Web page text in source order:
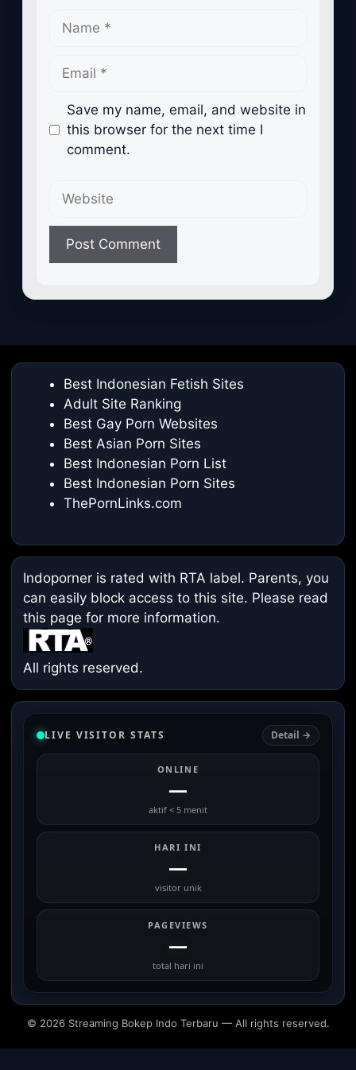
Name
Email
Save my name, email, and website in
this browser for the next time I
comment.
Best Indonesian Fetish Sites
Adult Site Ranking
Best Gay Porn Websites
Best Asian Porn Sites
Best Indonesian Porn List
Best Indonesian Porn Sites
ThePornLinks.com
Indoporner is rated with RTA label. Parents, you
can easily block access to this site. Please read
this page for more information.
All rights reserved.
LIVE VISITOR STATS Detail →
ONLINE
—
aktif < 5 menit
HARI INI
—
visitor unik
PAGEVIEWS
—
total hari ini
© 2026 Streaming Bokep Indo Terbaru — All rights reserved.